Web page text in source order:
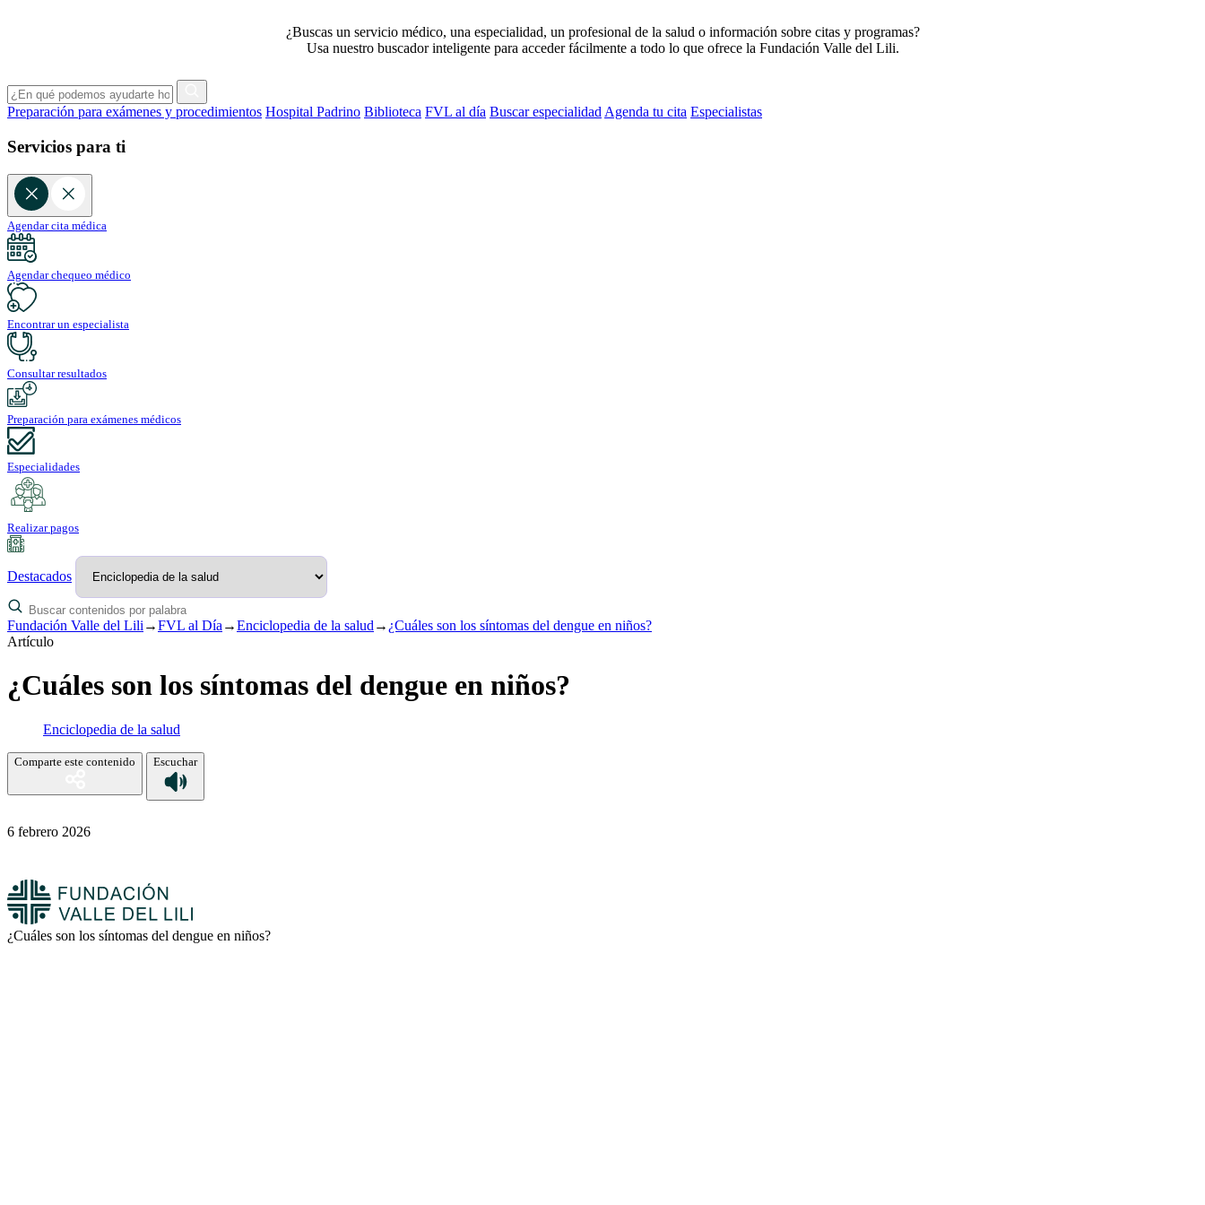
¿Buscas un servicio médico, una especialidad, un profesional de la salud o información sobre citas y programas?
Usa nuestro buscador inteligente para acceder fácilmente a todo lo que ofrece la Fundación Valle del Lili.
Preparación para exámenes y procedimientos Hospital Padrino Biblioteca FVL al día Buscar especialidad Agenda tu cita Especialistas
Servicios para ti
Agendar cita médica
Agendar chequeo médico
Encontrar un especialista
Consultar resultados
Preparación para exámenes médicos
Especialidades
Realizar pagos
Destacados
Fundación Valle del Lili →FVL al Día →Enciclopedia de la salud → ¿Cuáles son los síntomas del dengue en niños?
Artículo
¿Cuáles son los síntomas del dengue en niños?
Enciclopedia de la salud
Comparte este contenido Escuchar
6 febrero 2026
¿Cuáles son los síntomas del dengue en niños?